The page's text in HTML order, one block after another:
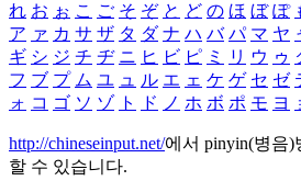
れ お ぉ こ ご そ ぞ と ど の ほ ぼ ぽ
ア ァ カ サ ザ タ ダ ナ ハ バ パ マ ヤ
ギ シ ジ チ ヂ ニ ヒ ビ ピ ミ リ ウ ゥ
フ ブ プ ム ユ ュ ル エ ェ ケ ゲ セ ゼ
ォ コ ゴ ソ ゾ ト ド ノ ホ ボ ポ モ ヨ
http://chineseinput.net/에서 pinyin(병음
할 수 있습니다.